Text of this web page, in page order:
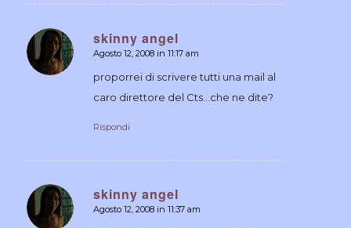
skinny angel
dice:
Agosto 12, 2008 in 11:17 am
proporrei di scrivere tutti una mail al
caro direttore del Cts…che ne dite?
Rispondi
skinny angel
dice:
Agosto 12, 2008 in 11:37 am